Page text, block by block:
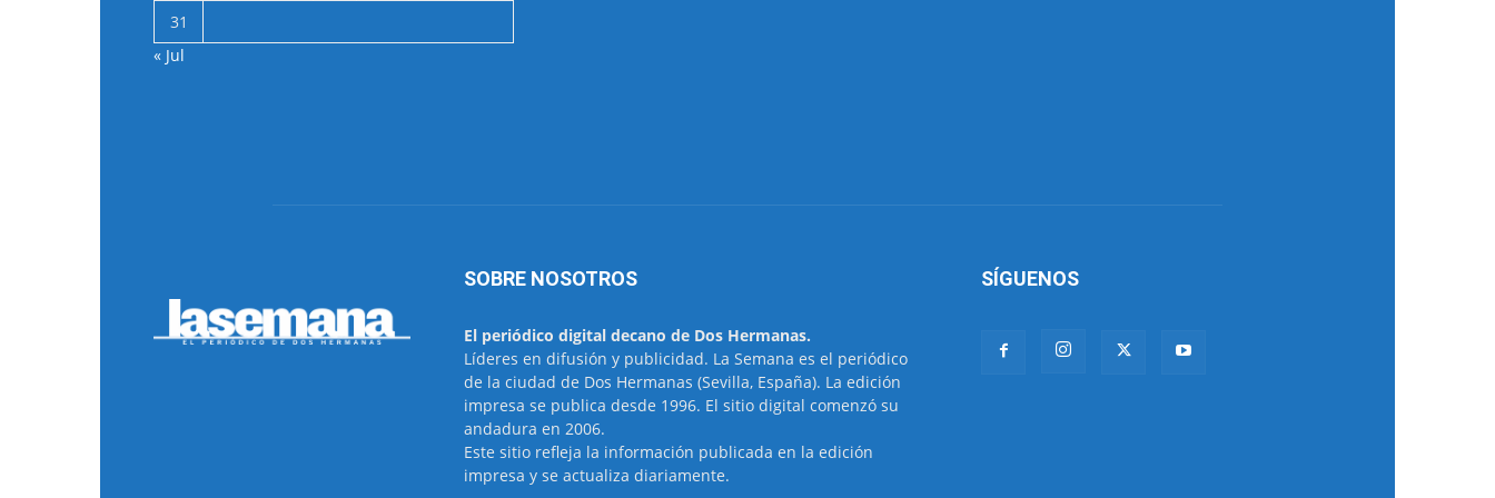
31
« Jul
SOBRE NOSOTROS
El periódico digital decano de Dos Hermanas.
Líderes en difusión y publicidad. La Semana es el periódico
de la ciudad de Dos Hermanas (Sevilla, España). La edición
impresa se publica desde 1996. El sitio digital comenzó su
andadura en 2006.
Este sitio refleja la información publicada en la edición
impresa y se actualiza diariamente.
SÍGUENOS